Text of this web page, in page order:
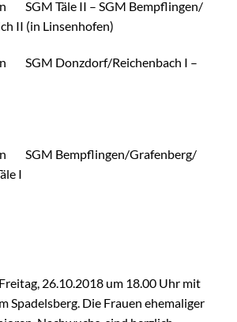
Täle II – SGM Bempflingen/​
II (in Linsenhofen)
Donzdorf/Reichenbach I –
SGM Bempflingen/​Grafenberg/​
I
26.10.2018 um 18.00 Uhr mit
Spadelsberg. Die Frauen ehemaliger